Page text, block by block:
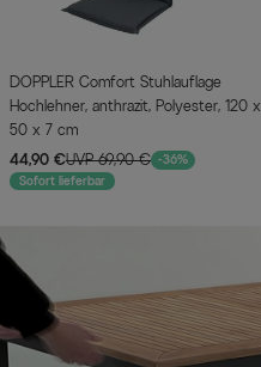
DOPPLER Comfort Stuhlauflage
Hochlehner, anthrazit, Polyester, 120 x
50 x 7 cm
44,90 €UVP 69,90 € -36%
Sofort lieferbar